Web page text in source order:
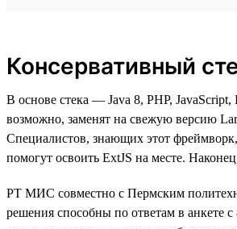
Консервативный
В основе стека — Java 8, PHP,
возможно, заменят на свежую версию
Специалистов, знающих этот
помогут освоить ExtJS на месте.
РТ МИС совместно с Пермским
решения способны по ответам в анкете